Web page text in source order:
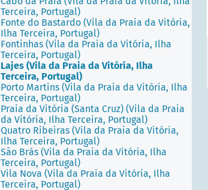
Terceira, Portugal)
Fonte do Bastardo (Vila da Praia da Vitória,
Ilha Terceira, Portugal)
Fontinhas (Vila da Praia da Vitória, Ilha
Terceira, Portugal)
Lajes (Vila da Praia da Vitória, Ilha
Terceira, Portugal)
Porto Martins (Vila da Praia da Vitória, Ilha
Terceira, Portugal)
Praia da Vitória (Santa Cruz) (Vila da Praia
da Vitória, Ilha Terceira, Portugal)
Quatro Ribeiras (Vila da Praia da Vitória,
Ilha Terceira, Portugal)
São Brás (Vila da Praia da Vitória, Ilha
Terceira, Portugal)
Vila Nova (Vila da Praia da Vitória, Ilha
Terceira, Portugal)